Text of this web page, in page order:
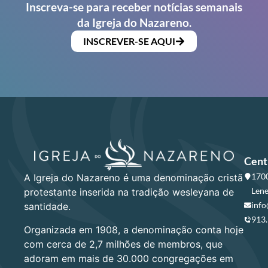
Inscreva-se para receber notícias semanais
da Igreja do Nazareno.
INSCREVER-SE AQUI
A Igreja do Nazareno é uma denominação cristã
protestante inserida na tradição wesleyana de
santidade.
Organizada em 1908, a denominação conta hoje
com cerca de 2,7 milhões de membros, que
adoram em mais de 30.000 congregações em